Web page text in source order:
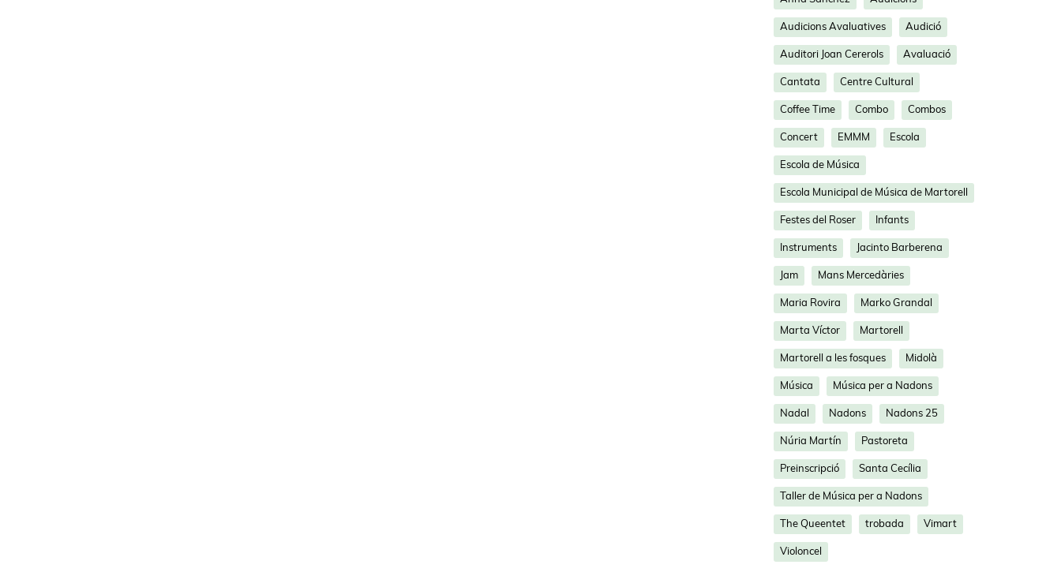
Audicions Avaluatives Audició
Auditori Joan Cererols Avaluació
Cantata Centre Cultural
Coffee Time Combo Combos
Concert EMMM Escola
Escola de Música
Escola Municipal de Música de Martorell
Festes del Roser Infants
Instruments Jacinto Barberena
Jam Mans Mercedàries
Maria Rovira Marko Grandal
Marta Víctor Martorell
Martorell a les fosques Midolà
Música Música per a Nadons
Nadal Nadons Nadons 25
Núria Martín Pastoreta
Preinscripció Santa Cecília
Taller de Música per a Nadons
The Queentet trobada Vimart
Violoncel